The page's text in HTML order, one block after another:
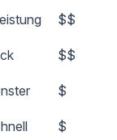
$$
$$
$
$